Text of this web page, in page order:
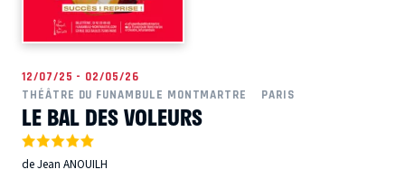
12/07/25 - 02/05/26
THÉÂTRE DU FUNAMBULE MONTMARTRE
PARIS
LE BAL DES VOLEURS
de Jean ANOUILH